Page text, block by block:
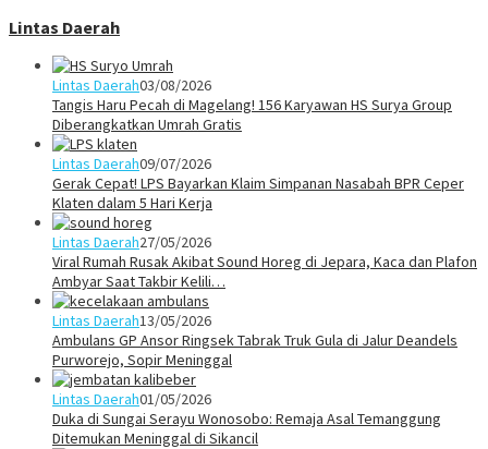
Lintas Daerah
Lintas Daerah03/08/2026
Tangis Haru Pecah di Magelang! 156 Karyawan HS Surya Group
Diberangkatkan Umrah Gratis
Lintas Daerah09/07/2026
Gerak Cepat! LPS Bayarkan Klaim Simpanan Nasabah BPR Ceper
Klaten dalam 5 Hari Kerja
Lintas Daerah27/05/2026
Viral Rumah Rusak Akibat Sound Horeg di Jepara, Kaca dan Plafon
Ambyar Saat Takbir Kelili…
Lintas Daerah13/05/2026
Ambulans GP Ansor Ringsek Tabrak Truk Gula di Jalur Deandels
Purworejo, Sopir Meninggal
Lintas Daerah01/05/2026
Duka di Sungai Serayu Wonosobo: Remaja Asal Temanggung
Ditemukan Meninggal di Sikancil